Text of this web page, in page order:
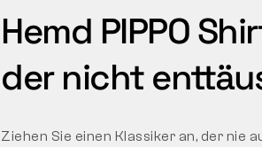
Hemd PIPPO
der nicht
Ziehen Sie einen Klassiker an, der nie